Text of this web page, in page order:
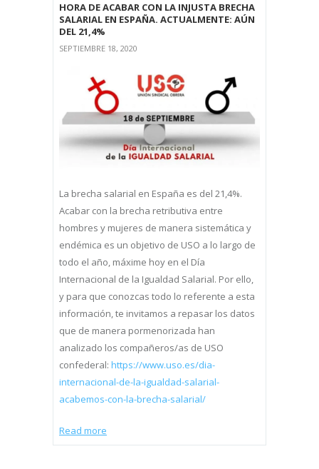
HORA DE ACABAR CON LA INJUSTA BRECHA
SALARIAL EN ESPAÑA. ACTUALMENTE: AÚN
DEL 21,4%
SEPTIEMBRE 18, 2020
La brecha salarial en España es del 21,4%.
Acabar con la brecha retributiva entre
hombres y mujeres de manera sistemática y
endémica es un objetivo de USO a lo largo de
todo el año, máxime hoy en el Día
Internacional de la Igualdad Salarial. Por ello,
y para que conozcas todo lo referente a esta
información, te invitamos a repasar los datos
que de manera pormenorizada han
analizado los compañeros/as de USO
confederal: https://www.uso.es/dia-
internacional-de-la-igualdad-salarial-
acabemos-con-la-brecha-salarial/
Read more